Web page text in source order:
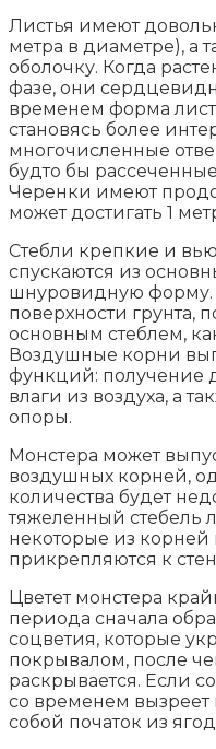
Листья имеют
метра в диаметре), а
оболочку. Когда
фазе, они
временем форма
становясь более
многочисленные
будто бы
Черенки имеют
может достигать 1
Стебли крепкие и
спускаются из
шнуровидную форму.
поверхности грунта,
основным стеблем,
Воздушные корни
функций: получение
влаги из воздуха, а
опоры.
Монстера может
воздушных корней,
количества будет
тяжеленный стебель
некоторые из корней
прикрепляются к
Цветет монстера
периода сначала
соцветия, которые
покрывалом, после
раскрывается. Если
со временем
собой початок из